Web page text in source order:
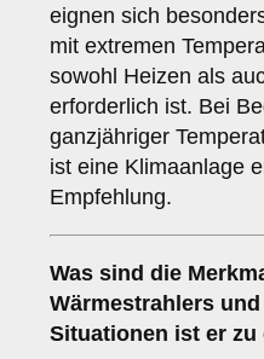
eignen sich
mit extremen
sowohl Heizen als
erforderlich ist. Bei
ganzjähriger
ist eine Klimaanlage
Empfehlung.
Was sind die
Wärmestrahlers
Situationen ist er zu